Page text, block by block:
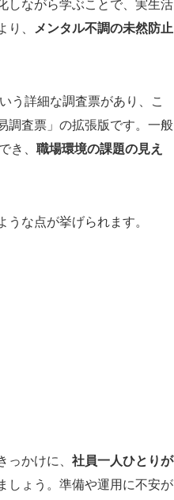
しながら学ぶことで、実生活
、 メンタル不調の未然防止
う詳細な調査票があり、こ
調査票」の拡張版です。一般
き、 職場環境の課題の見え
な点が挙げられます。
かけに、 社員一人ひとりが
しょう。準備や運用に不安が